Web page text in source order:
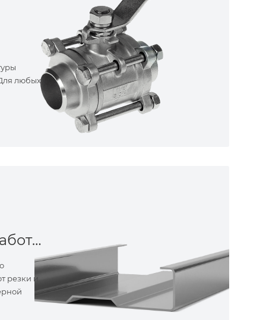
любых
Металлообработка
резки и